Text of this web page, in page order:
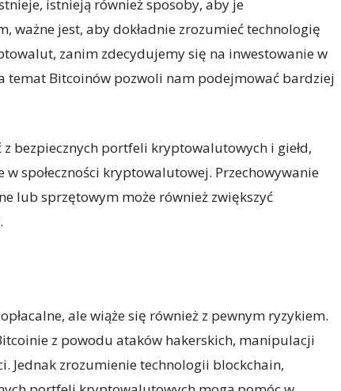
istnieją również sposoby, aby je
ważne jest, aby dokładnie zrozumieć technologię
zanim zdecydujemy się na inwestowanie w
temat Bitcoinów pozwoli nam podejmować bardziej
bezpiecznych portfeli kryptowalutowych i giełd,
społeczności kryptowalutowej. Przechowywanie
lub sprzętowym może również zwiększyć
ale wiąże się również z pewnym ryzykiem.
z powodu ataków hakerskich, manipulacji
Jednak zrozumienie technologii blockchain,